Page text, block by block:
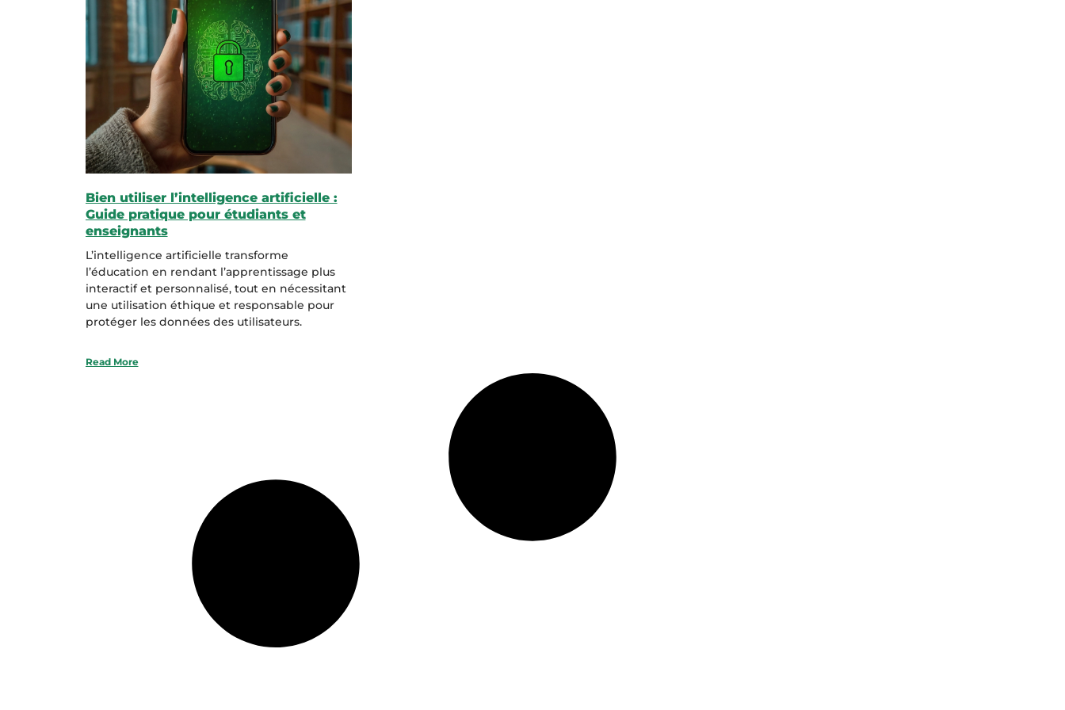
Bien utiliser l’intelligence artificielle :
Guide pratique pour étudiants et
enseignants
L’intelligence artificielle transforme
l’éducation en rendant l’apprentissage plus
interactif et personnalisé, tout en nécessitant
une utilisation éthique et responsable pour
protéger les données des utilisateurs.
Read More